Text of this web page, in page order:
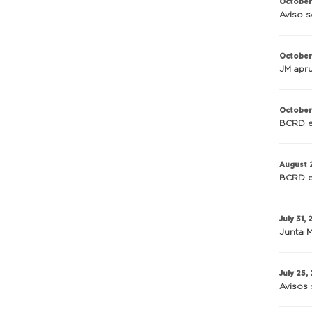
October
Aviso
JM
BCRD
August
BCRD
July 31,
Junta
July 25,
Avisos